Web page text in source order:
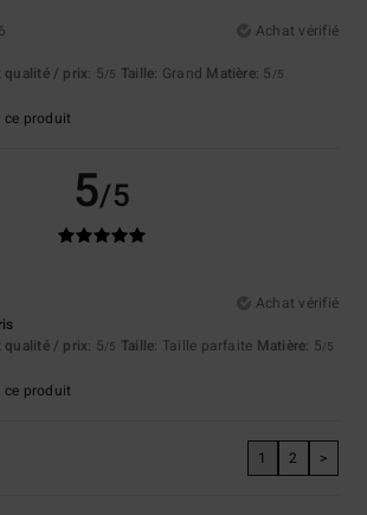
Achat vérifié
qualité / prix: 5/5 Taille: Grand Matière: 5 /5
ce produit
5/5
Achat vérifié
qualité / prix: 5/5 Taille: Taille parfaite Matière: 5/5
ce produit
1 2 >